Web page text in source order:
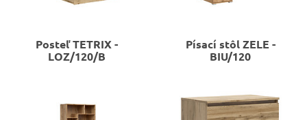
Posteľ TETRIX -
LOZ/120/B
Písací stôl ZELE -
BIU/120